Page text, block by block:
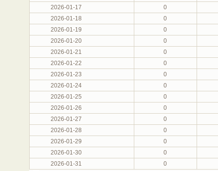
2026-01-17
0
2026-01-18
0
2026-01-19
0
2026-01-20
0
2026-01-21
0
2026-01-22
0
2026-01-23
0
2026-01-24
0
2026-01-25
0
2026-01-26
0
2026-01-27
0
2026-01-28
0
2026-01-29
0
2026-01-30
0
2026-01-31
0